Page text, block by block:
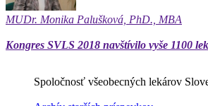
MUDr. Monika Palušková, PhD., MBA
Kongres SVLS 2018 navštívilo vyše 1100
Spoločnosť všeobecných lekárov